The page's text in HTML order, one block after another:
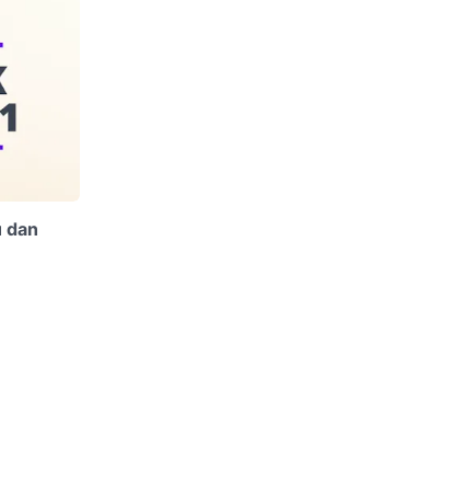
dan